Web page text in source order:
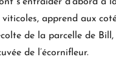
apprend aux
de la parcelle de Bill,
de l’écornifleur.